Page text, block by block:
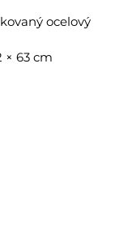
ocelový
× 63 cm